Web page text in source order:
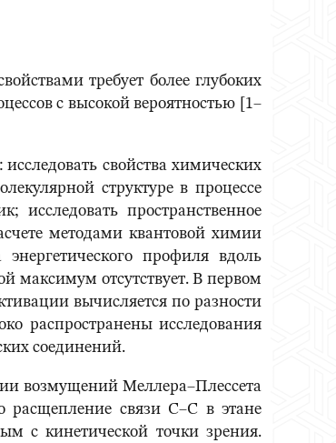
требует более глубоких
с высокой вероятностью [1–
свойства химических
структуре в процессе
исследовать пространственное
методами квантовой химии
профиля вдоль
максимум отсутствует. В первом
вычисляется по разности
распространены исследования
соединений.
возмущений Меллера–Плессета
расщепление связи С–С в этане
с кинетической точки зрения.